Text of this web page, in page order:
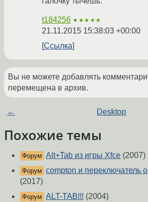
t184256 ★★★★★
21.11.2015 15:38:03 +00:00
Ссылка
Вы не можете добавлять
перемещена в архив.
← Desktop
Похожие темы
Форум Alt+Tab из игры Xfce (2007)
Форум compton и переключатель
(2017)
Форум ALT-TAB!!! (2004)